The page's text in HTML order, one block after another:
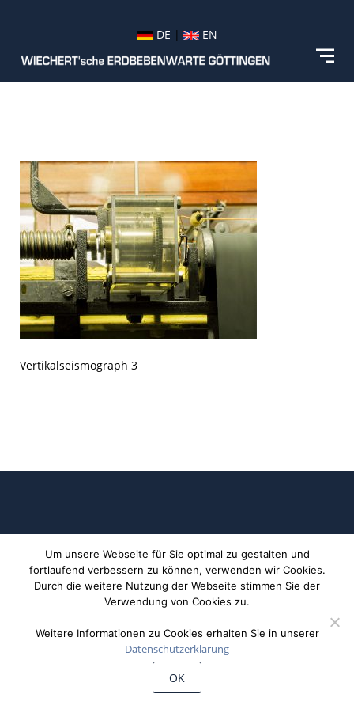
DE | EN
Vertikalseismograph 3
©Wiechert'sche Erdbebenwarte Göttingen
Um unsere Webseite für Sie optimal zu gestalten und
fortlaufend verbessern zu können, verwenden wir Cookies.
Durch die weitere Nutzung der Webseite stimmen Sie der
Verwendung von Cookies zu.
Weitere Informationen zu Cookies erhalten Sie in unserer
Datenschutzerklärung
OK